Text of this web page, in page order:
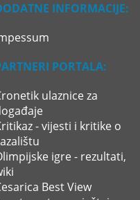
INFORMACIJE:
PORTALA:
ulaznice za
- vijesti i kritike o
igre - rezultati,
Best View